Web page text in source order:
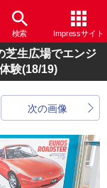
検索 Impressサイト
芝生広場でエンジ
験(18/19)
次の画像